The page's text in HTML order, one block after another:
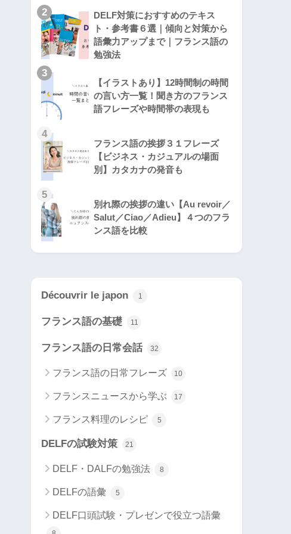
2
DELF対策におすすめのテキス
ト・参考書６選｜傾向と対策から
語彙力アップまで｜フランス語の
勉強法
3
【イラストあり】12時間制の時間
の言い方一覧！聞き方のフランス
語フレーズや時間帯の表現も
4
フランス語の挨拶３１フレーズ
【ビジネス・カジュアルの場面
別】カタカナの発音も
5
別れ際の挨拶の違い【Au revoir／
Salut／Ciao／Adieu】４つのフラ
ンス語を比較
Découvrir le japon 1
フランス語の基礎 11
フランス語の日常会話 32
フランス語の日常フレーズ 10
フランスニュースから学ぶ 17
フランス料理のレシピ 5
DELFの試験対策 21
DELF・DALFの勉強法 8
DELFの語彙 5
DELF口頭試験・プレゼンで役立つ語彙